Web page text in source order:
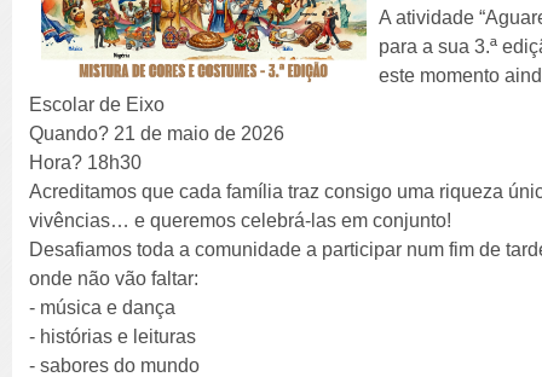
A atividade
para a sua 3.ª
este momento
Escolar de Eixo
Quando? 21 de maio de 2026
Hora? 18h30
Acreditamos que cada família traz consigo uma riqueza
vivências… e queremos celebrá-las em conjunto!
Desafiamos toda a comunidade a participar num fim de
onde não vão faltar:
- música e dança
- histórias e leituras
- sabores do mundo